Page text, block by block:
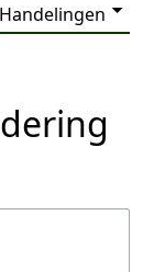
Handelingen